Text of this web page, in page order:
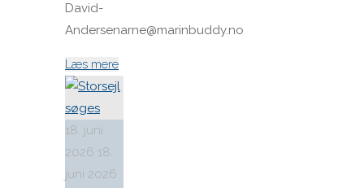
David-
Andersenarne@marinbuddy.no
Læs mere"Køb
av
18. juni
2026 18.
juni 2026